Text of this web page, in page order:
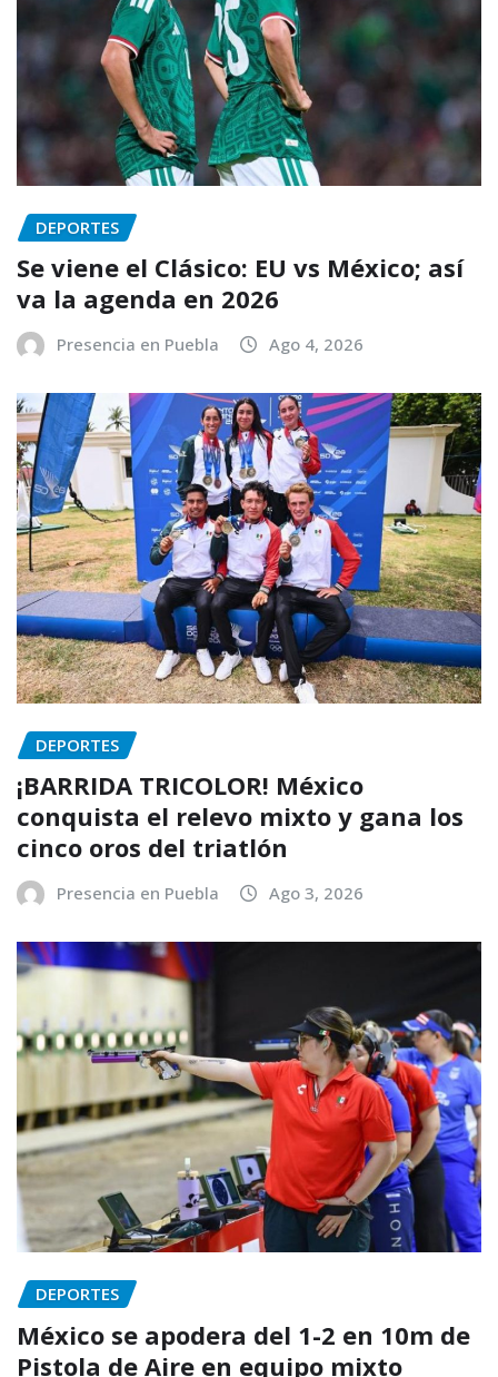
DEPORTES
Se viene el Clásico: EU vs México; así
va la agenda en 2026
Presencia en Puebla Ago 4, 2026
DEPORTES
¡BARRIDA TRICOLOR! México
conquista el relevo mixto y gana los
cinco oros del triatlón
Presencia en Puebla Ago 3, 2026
DEPORTES
México se apodera del 1-2 en 10m de
Pistola de Aire en equipo mixto